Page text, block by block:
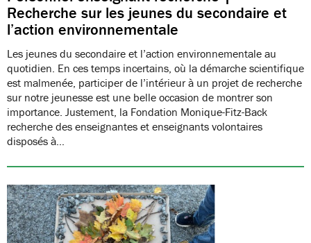
Recherche sur les jeunes du secondaire et
l’action environnementale
Les jeunes du secondaire et l’action environnementale au
quotidien. En ces temps incertains, où la démarche scientifique
est malmenée, participer de l’intérieur à un projet de recherche
sur notre jeunesse est une belle occasion de montrer son
importance. Justement, la Fondation Monique-Fitz-Back
recherche des enseignantes et enseignants volontaires
disposés à…